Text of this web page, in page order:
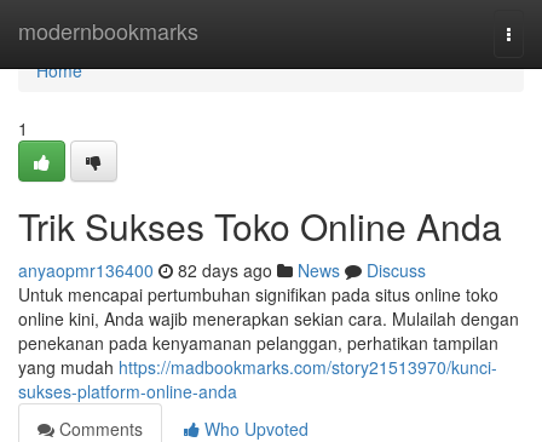
modernbookmarks
Home
Home
1
Trik Sukses Toko Online Anda
anyaopmr136400 82 days ago News
Discuss
Untuk mencapai pertumbuhan signifikan pada situs online toko
online kini, Anda wajib menerapkan sekian cara. Mulailah dengan
penekanan pada kenyamanan pelanggan, perhatikan tampilan
yang mudah https://madbookmarks.com/story21513970/kunci-
sukses-platform-online-anda
Comments
Who Upvoted